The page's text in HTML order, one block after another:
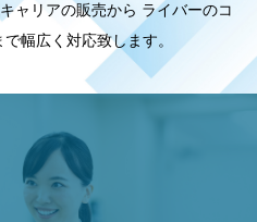
ャリアの販売から ライバーのコ
幅広く対応致します。